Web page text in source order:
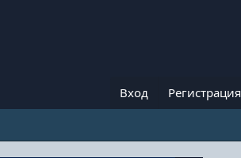
Вход Регистрация